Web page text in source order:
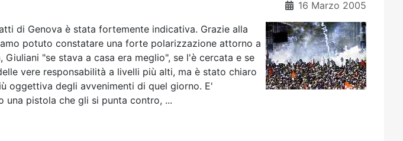
16 Marzo 2005
di Genova è stata fortemente indicativa. Grazie alla
potuto constatare una forte polarizzazione attorno a
"se stava a casa era meglio", se l'è cercata e se
vere responsabilità a livelli più alti, ma è stato chiaro
oggettiva degli avvenimenti di quel giorno. E'
pistola che gli si punta contro, ...